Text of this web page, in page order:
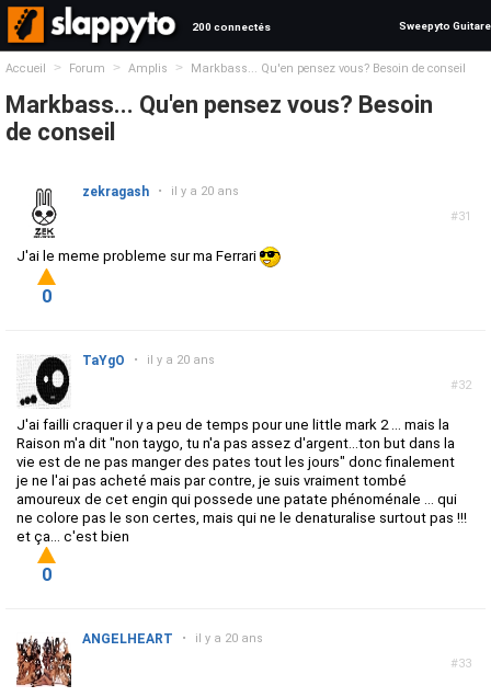
200 connectés Sweepyto Guitare
Accueil > Forum > Amplis > Markbass... Qu'en pensez vous? Besoin de conseil
Markbass... Qu'en pensez vous? Besoin
de conseil
#31
zekragash • il y a 20 ans
J'ai le meme probleme sur ma Ferrari
0
#32
TaYgO • il y a 20 ans
J'ai failli craquer il y a peu de temps pour une little mark 2 ... mais la
Raison m'a dit "non taygo, tu n'a pas assez d'argent...ton but dans la
vie est de ne pas manger des pates tout les jours" donc finalement
je ne l'ai pas acheté mais par contre, je suis vraiment tombé
amoureux de cet engin qui possede une patate phénoménale ... qui
ne colore pas le son certes, mais qui ne le denaturalise surtout pas !!!
et ça... c'est bien
0
#33
ANGELHEART • il y a 20 ans